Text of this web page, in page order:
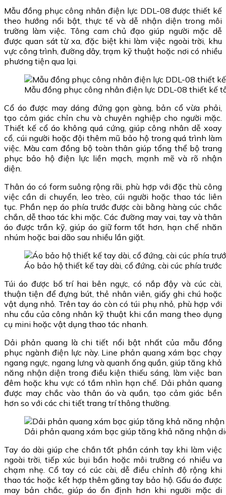
Mẫu đồng phục công nhân điện lực DDL-08 được thiết kế
theo hướng nổi bật, thực tế và dễ nhận diện trong môi
trường làm việc. Tông cam chủ đạo giúp người mặc dễ
được quan sát từ xa, đặc biệt khi làm việc ngoài trời, khu
vực công trình, đường dây, trạm kỹ thuật hoặc nơi có nhiều
phương tiện qua lại.
Mẫu đồng phục công nhân điện lực DDL-08 thiết kế
Cổ áo được may dáng đứng gọn gàng, bản cổ vừa phải,
tạo cảm giác chỉn chu và chuyên nghiệp cho người mặc.
Thiết kế cổ áo không quá cứng, giúp công nhân dễ xoay
cổ, cúi người hoặc đội thêm mũ bảo hộ trong quá trình làm
việc. Màu cam đồng bộ toàn thân giúp tổng thể bộ trang
phục bảo hộ điện lực liền mạch, mạnh mẽ và rõ nhận
diện.
Thân áo có form suông rộng rãi, phù hợp với đặc thù công
việc cần di chuyển, leo trèo, cúi người hoặc thao tác liên
tục. Phần nẹp áo phía trước được cài bằng hàng cúc chắc
chắn, dễ thao tác khi mặc. Các đường may vai, tay và thân
áo được trần kỹ, giúp áo giữ form tốt hơn, hạn chế nhăn
nhúm hoặc bai dão sau nhiều lần giặt.
Áo bảo hộ thiết kế tay dài, cổ đứng, cài cúc phía trước
Túi áo được bố trí hai bên ngực, có nắp đậy và cúc cài,
thuận tiện để đựng bút, thẻ nhân viên, giấy ghi chú hoặc
vật dụng nhỏ. Trên tay áo còn có túi phụ nhỏ, phù hợp với
nhu cầu của công nhân kỹ thuật khi cần mang theo dụng
cụ mini hoặc vật dụng thao tác nhanh.
Dải phản quang là chi tiết nổi bật nhất của mẫu đồng
phục ngành điện lực này. Line phản quang xám bạc chạy
ngang ngực, ngang lưng và quanh ống quần, giúp tăng khả
năng nhận diện trong điều kiện thiếu sáng, làm việc ban
đêm hoặc khu vực có tầm nhìn hạn chế. Dải phản quang
được may chắc vào thân áo và quần, tạo cảm giác bền
hơn so với các chi tiết trang trí thông thường.
Dải phản quang xám bạc giúp tăng khả năng nhận
Tay áo dài giúp che chắn tốt phần cánh tay khi làm việc
ngoài trời, tiếp xúc bụi bẩn hoặc môi trường có nhiều va
chạm nhẹ. Cổ tay có cúc cài, dễ điều chỉnh độ rộng khi
thao tác hoặc kết hợp thêm găng tay bảo hộ. Gấu áo được
may bản chắc, giúp áo ổn định hơn khi người mặc di